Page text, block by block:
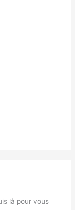
là pour vous